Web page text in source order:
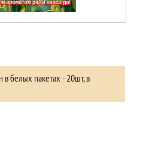
белых пакетах - 20шт, в